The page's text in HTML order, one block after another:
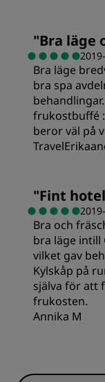
Service
Standard
Sovkvalitet
Renlighet
Service
"Bra läge
Bra läge
bra spa
frukostbuffé
beror väl på
"Fint
Bra och
bra läge intill
vilket gav
Kylskåp på
själva för att
frukosten.
Annika M